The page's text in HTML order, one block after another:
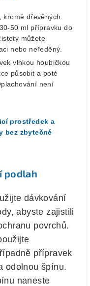
dřevěných.
50 ml přípravku do
můžete
nebo neředěný.
vlhkou houbičkou
působit a poté
není
prostředek a
bez zbytečné
podlah
dávkování
abyste zajistili
povrchů.
přípravek
odolnou špínu.
naneste